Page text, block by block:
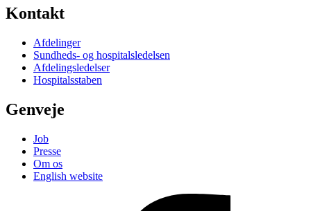
Kontakt
Afdelinger
Sundheds- og hospitalsledelsen
Afdelingsledelser
Hospitalsstaben
Genveje
Job
Presse
Om os
English website